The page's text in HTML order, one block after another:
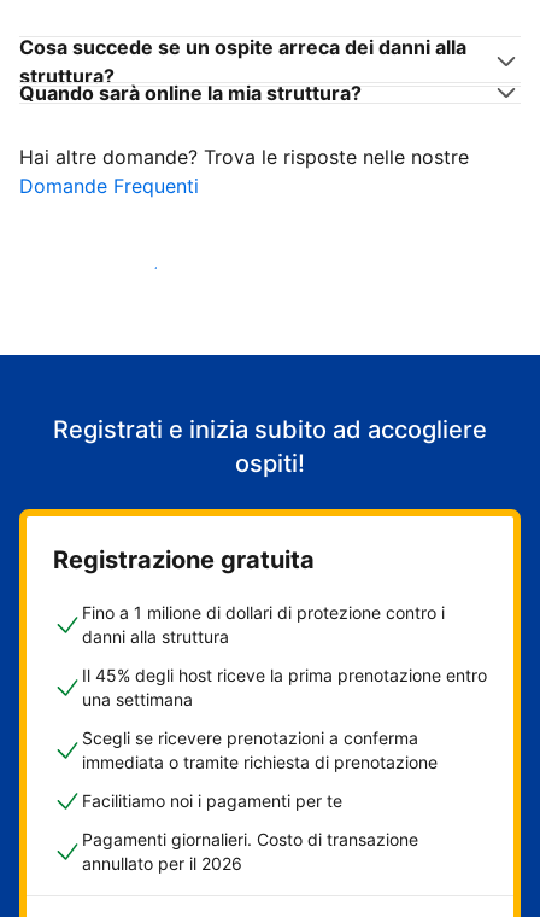
Cosa succede se un ospite arreca dei danni alla
struttura?
Quando sarà online la mia struttura?
Hai altre domande? Trova le risposte nelle nostre
Domande Frequenti
Inizia ad accogliere ospiti
Registrati e inizia subito ad accogliere
ospiti!
Registrazione gratuita
Fino a 1 milione di dollari di protezione contro i
danni alla struttura
Il 45% degli host riceve la prima prenotazione entro
una settimana
Scegli se ricevere prenotazioni a conferma
immediata o tramite richiesta di prenotazione
Facilitiamo noi i pagamenti per te
Pagamenti giornalieri. Costo di transazione
annullato per il 2026